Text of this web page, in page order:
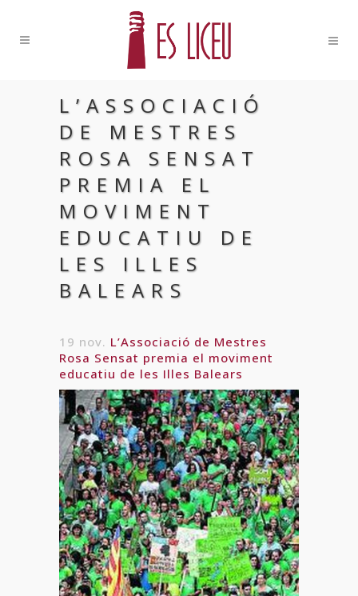
L’ASSOCIACIÓ
DE MESTRES
ROSA SENSAT
PREMIA EL
MOVIMENT
EDUCATIU DE
LES ILLES
BALEARS
19 nov. L’Associació de Mestres
Rosa Sensat premia el moviment
educatiu de les Illes Balears